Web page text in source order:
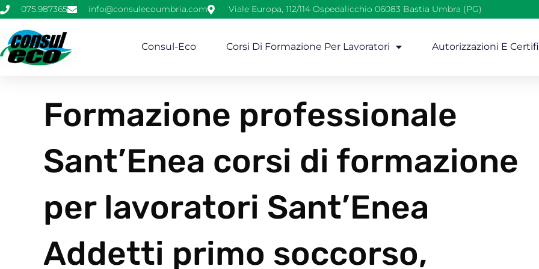
075.987365 info@consulecoumbria.com Viale Europa, 112/114 Ospedalicchio 06083 Bastia Umbra (PG)
Consul-Eco Corsi Di Formazione Per Lavoratori Autorizzazioni E
Formazione professionale
Sant’Enea corsi di formazione
per lavoratori Sant’Enea
Addetti primo soccorso,